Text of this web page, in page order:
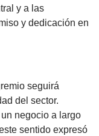
y a las
y dedicación en
seguirá
del sector.
negocio a largo
sentido expresó